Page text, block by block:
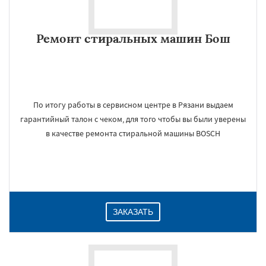
Ремонт стиральных машин Бош
По итогу работы в сервисном центре в Рязани выдаем
гарантийный талон с чеком, для того чтобы вы были уверены
в качестве ремонта стиральной машины BOSCH
ЗАКАЗАТЬ